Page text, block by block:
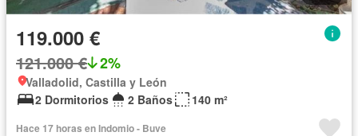
119.000 €
121.000 € 2%
Valladolid, Castilla y León
2 Dormitorios
2 Baños 140 m²
Hace 17 horas en Indomio - Buve